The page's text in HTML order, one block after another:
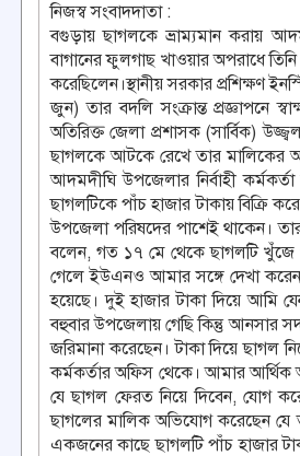
নিজস্ব সংবাদদাতা :
বগুড়ায় ছাগলকে ভ্রাম্যমান করায়
বাগানের ফুলগাছ খাওয়ার অপরাধে
করেছিলেন।স্থানীয় সরকার প্রশিক্ষণ
জুন) তার বদলি সংক্রান্ত প্রজ্ঞাপনে
অতিরিক্ত জেলা প্রশাসক (সার্বিক)
ছাগলকে আটকে রেখে তার মালিকের
আদমদীঘি উপজেলার নির্বাহী
ছাগলটিকে পাঁচ হাজার টাকায় বিক্রি
উপজেলা পরিষদের পাশেই থাকেন। তার
বলেন, গত ১৭ মে থেকে ছাগলটি খুঁজে
গেলে ইউএনও আমার সঙ্গে দেখা
হয়েছে। দুই হাজার টাকা দিয়ে আমি
বহুবার উপজেলায় গেছি কিন্তু আনসার
জরিমানা করেছেন। টাকা দিয়ে ছাগল
কর্মকর্তার অফিস থেকে। আমার আর্থিক
যে ছাগল ফেরত নিয়ে দিবেন, যোগ
ছাগলের মালিক অভিযোগ করেছেন যে
একজনের কাছে ছাগলটি পাঁচ হাজার